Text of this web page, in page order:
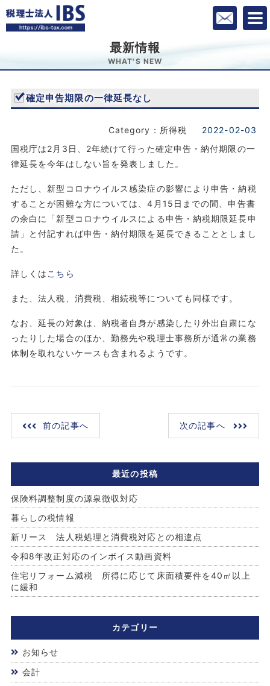
最新情報
WHAT'S NEW
確定申告期限の一律延長なし
Category：所得税
2022-02-03
国税庁は2月3日、2年続けて行った確定申告・納付期限の一
律延長を今年はしない旨を発表しました。
ただし、新型コロナウイルス感染症の影響により申告・納税
することが困難な方については、4月15日までの間、申告書
の余白に「新型コロナウイルスによる申告・納税期限延長申
請」と付記すれば申告・納付期限を延長できることとしまし
た。
詳しくは こちら
また、法人税、消費税、相続税等についても同様です。
なお、延長の対象は、納税者自身が感染したり外出自粛にな
ったりした場合のほか、勤務先や税理士事務所が通常の業務
体制を取れないケースも含まれるようです。
前の記事へ 次の記事へ
最近の投稿
保険料調整制度の源泉徴収対応
暮らしの税情報
新リース 法人税処理と消費税対応との相違点
令和8年改正対応のインボイス動画資料
住宅リフォーム減税 所得に応じて床面積要件を40㎡以上
に緩和
カテゴリー
お知らせ
会計